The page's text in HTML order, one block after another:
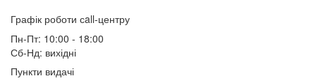
Графік роботи сall-центру
Пн-Пт: 10:00 - 18:00
Сб-Нд: вихідні
Пункти видачі